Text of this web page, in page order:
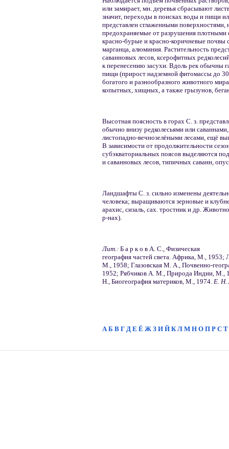
или замирает, мн. деревья сбрасывают
значит, переходы в поисках воды и пищи
представлен сглаженными
предохраняемые от разрушения
красно-бурые и красно-коричневые почвы
марганца, алюминия. Растительность
саванновых лесов, ксерофитных
к перенесению засухи. Вдоль рек обычны
пищи (прирост надземной фитомассы до
богатого и разнообразного животного
копытных, хищных, а также грызунов,
Высотная поясность в горах С. з.
обычно внизу редколесьями или
листопадно-вечнозелёными лесами, ещё
В зависимости от продолжительности
субэкваториальных поясов выделяются
и саванновых лесов, типичных саванн,
Ландшафты С. з. сильно изменены
человека; выращиваются зерновые и
арахис, сизаль, сах. тростник и др.
р-нах).
Лит.: Б а р к о в А. С., Физическая
география частей света. Африка, М.,
М., 1958; Глазовская М. А., Почвенно-
1952; Рябчиков А. М., Природа Индии, М.,
Н., Биогеография материков, М., 1974. Е. Н.
А Б В Г Д Е Ё Ж З И Й К Л М Н О П Р С Т